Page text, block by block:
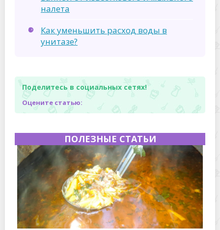
налета
Как уменьшить расход воды в
унитазе?
Поделитесь в социальных сетях!
Оцените статью:
ПОЛЕЗНЫЕ СТАТЬИ